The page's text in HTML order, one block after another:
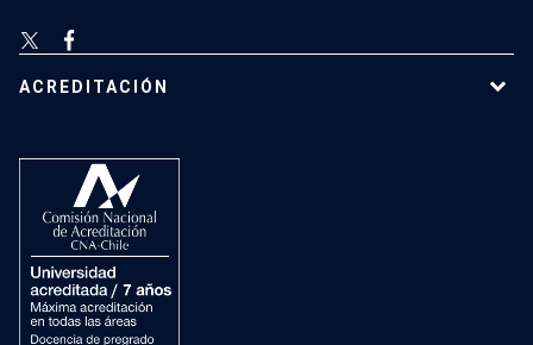
ACREDITACIÓN